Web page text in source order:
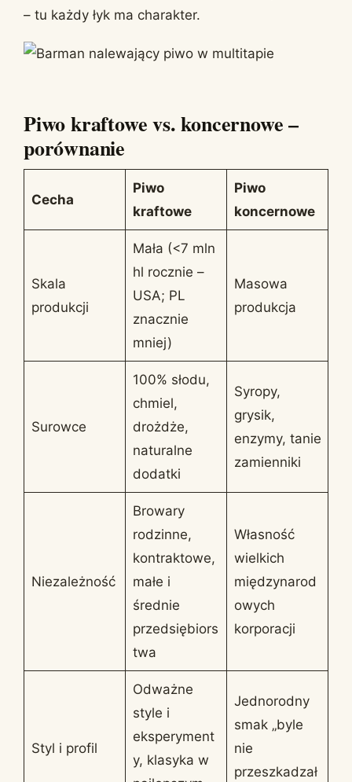
– tu każdy łyk ma charakter.
Piwo kraftowe vs. koncernowe –
porównanie
Cecha
Piwo
kraftowe
Piwo
koncernowe
Skala
produkcji
Mała (<7 mln
hl rocznie –
USA; PL
znacznie
mniej)
Masowa
produkcja
Surowce
100% słodu,
chmiel,
drożdże,
naturalne
dodatki
Syropy,
grysik,
enzymy, tanie
zamienniki
Niezależność
Browary
rodzinne,
kontraktowe,
małe i
średnie
przedsiębiors
twa
Własność
wielkich
międzynarod
owych
korporacji
Styl i profil
Odważne
style i
eksperyment
y, klasyka w
Jednorodny
smak „byle
nie
przeszkadzał